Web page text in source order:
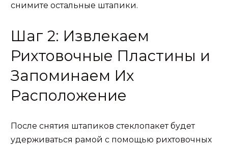
снимите остальные штапики.
Шаг 2: Извлекаем
Рихтовочные Пластины и
Запоминаем Их
Расположение
После снятия штапиков стеклопакет будет
удерживаться рамой с помощью рихтовочных